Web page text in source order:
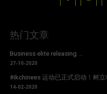
热门文章
Business elite releasing ...
27-10-2020
#ikchinees 运动已正式启动！树立
14-02-2020